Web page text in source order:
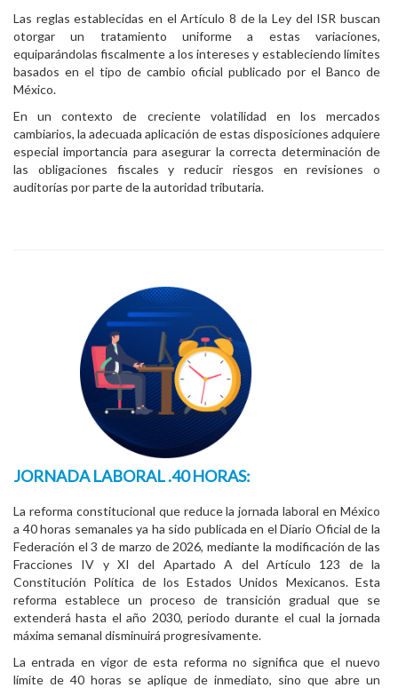
Las reglas establecidas en el Artículo 8 de la Ley del ISR buscan
otorgar un tratamiento uniforme a estas variaciones,
equiparándolas fiscalmente a los intereses y estableciendo límites
basados en el tipo de cambio oficial publicado por el Banco de
México.
En un contexto de creciente volatilidad en los mercados
cambiarios, la adecuada aplicación de estas disposiciones adquiere
especial importancia para asegurar la correcta determinación de
las obligaciones fiscales y reducir riesgos en revisiones o
auditorías por parte de la autoridad tributaria.
JORNADA LABORAL .40 HORAS:
La reforma constitucional que reduce la jornada laboral en México
a 40 horas semanales ya ha sido publicada en el Diario Oficial de la
Federación el 3 de marzo de 2026, mediante la modificación de las
Fracciones IV y XI del Apartado A del Artículo 123 de la
Constitución Política de los Estados Unidos Mexicanos. Esta
reforma establece un proceso de transición gradual que se
extenderá hasta el año 2030, periodo durante el cual la jornada
máxima semanal disminuirá progresivamente.
La entrada en vigor de esta reforma no significa que el nuevo
límite de 40 horas se aplique de inmediato, sino que abre un